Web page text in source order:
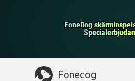
FoneDog
FoneDog
Fonedog
iPhone Cleaner
Något du kan behöva: